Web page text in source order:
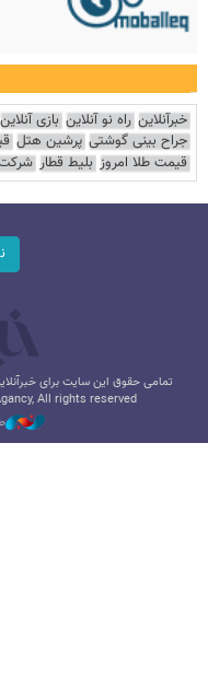
خبرآنلاین راه نو آنلاین بازی آنلاین
جراح بینی گوشتی پرشین هتل
قیمت طلا امروز بلیط قطار شرکت
تمامی حقوق این سایت برای
All rights reserved